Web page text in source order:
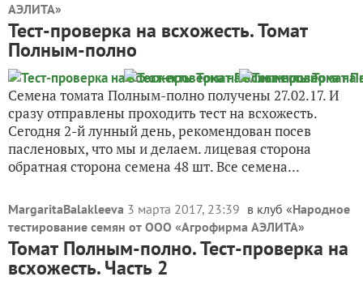
АЭЛИТА»
Тест-проверка на всхожесть. Томат
Полным-полно
Семена томата Полным-полно получены 27.02.17. И
сразу отправлены проходить тест на всхожесть.
Сегодня 2-й лунный день, рекомендован посев
пасленовых, что мы и делаем. лицевая сторона
обратная сторона семена 48 шт. Все семена...
MargaritaBalakleeva 3 марта 2017, 23:39 в клуб «Народное
тестирование семян от ООО «Агрофирма АЭЛИТА»
Томат Полным-полно. Тест-проверка на
всхожесть. Часть 2